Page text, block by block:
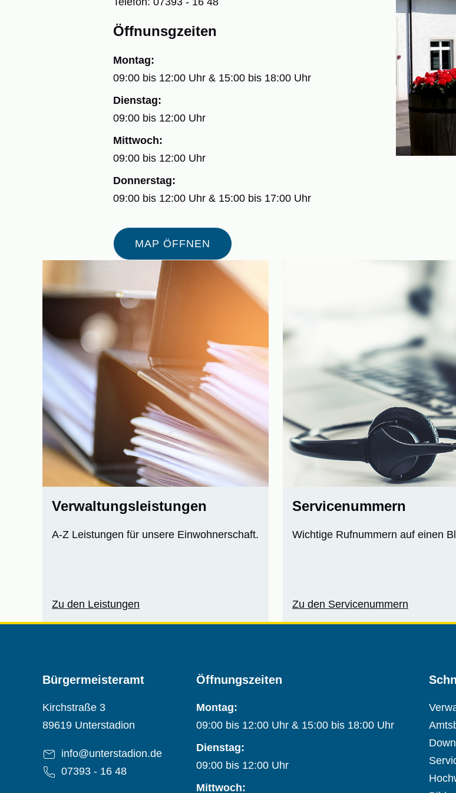
Öffnunsgzeiten
Montag:
09:00 bis 12:00 Uhr & 15:00 bis 18:00 Uhr
Dienstag:
09:00 bis 12:00 Uhr
Mittwoch:
09:00 bis 12:00 Uhr
Donnerstag:
09:00 bis 12:00 Uhr & 15:00 bis 17:00 Uhr
MAP ÖFFNEN
Verwaltungsleistungen
A-Z Leistungen für unsere Einwohnerschaft.
Zu den Leistungen
Servicenummern
Wichtige Rufnummern auf einen
Zu den Servicenummern
Bürgermeisteramt
Adresse:
Kirchstraße 3
89619 Unterstadion
E-Mail-Adresse:
info@unterstadion.de
Telefon:
07393 - 16 48
Öffnungszeiten
Montag:
09:00 bis 12:00 Uhr & 15:00 bis 18:00 Uhr
Dienstag:
09:00 bis 12:00 Uhr
Mittwoch: